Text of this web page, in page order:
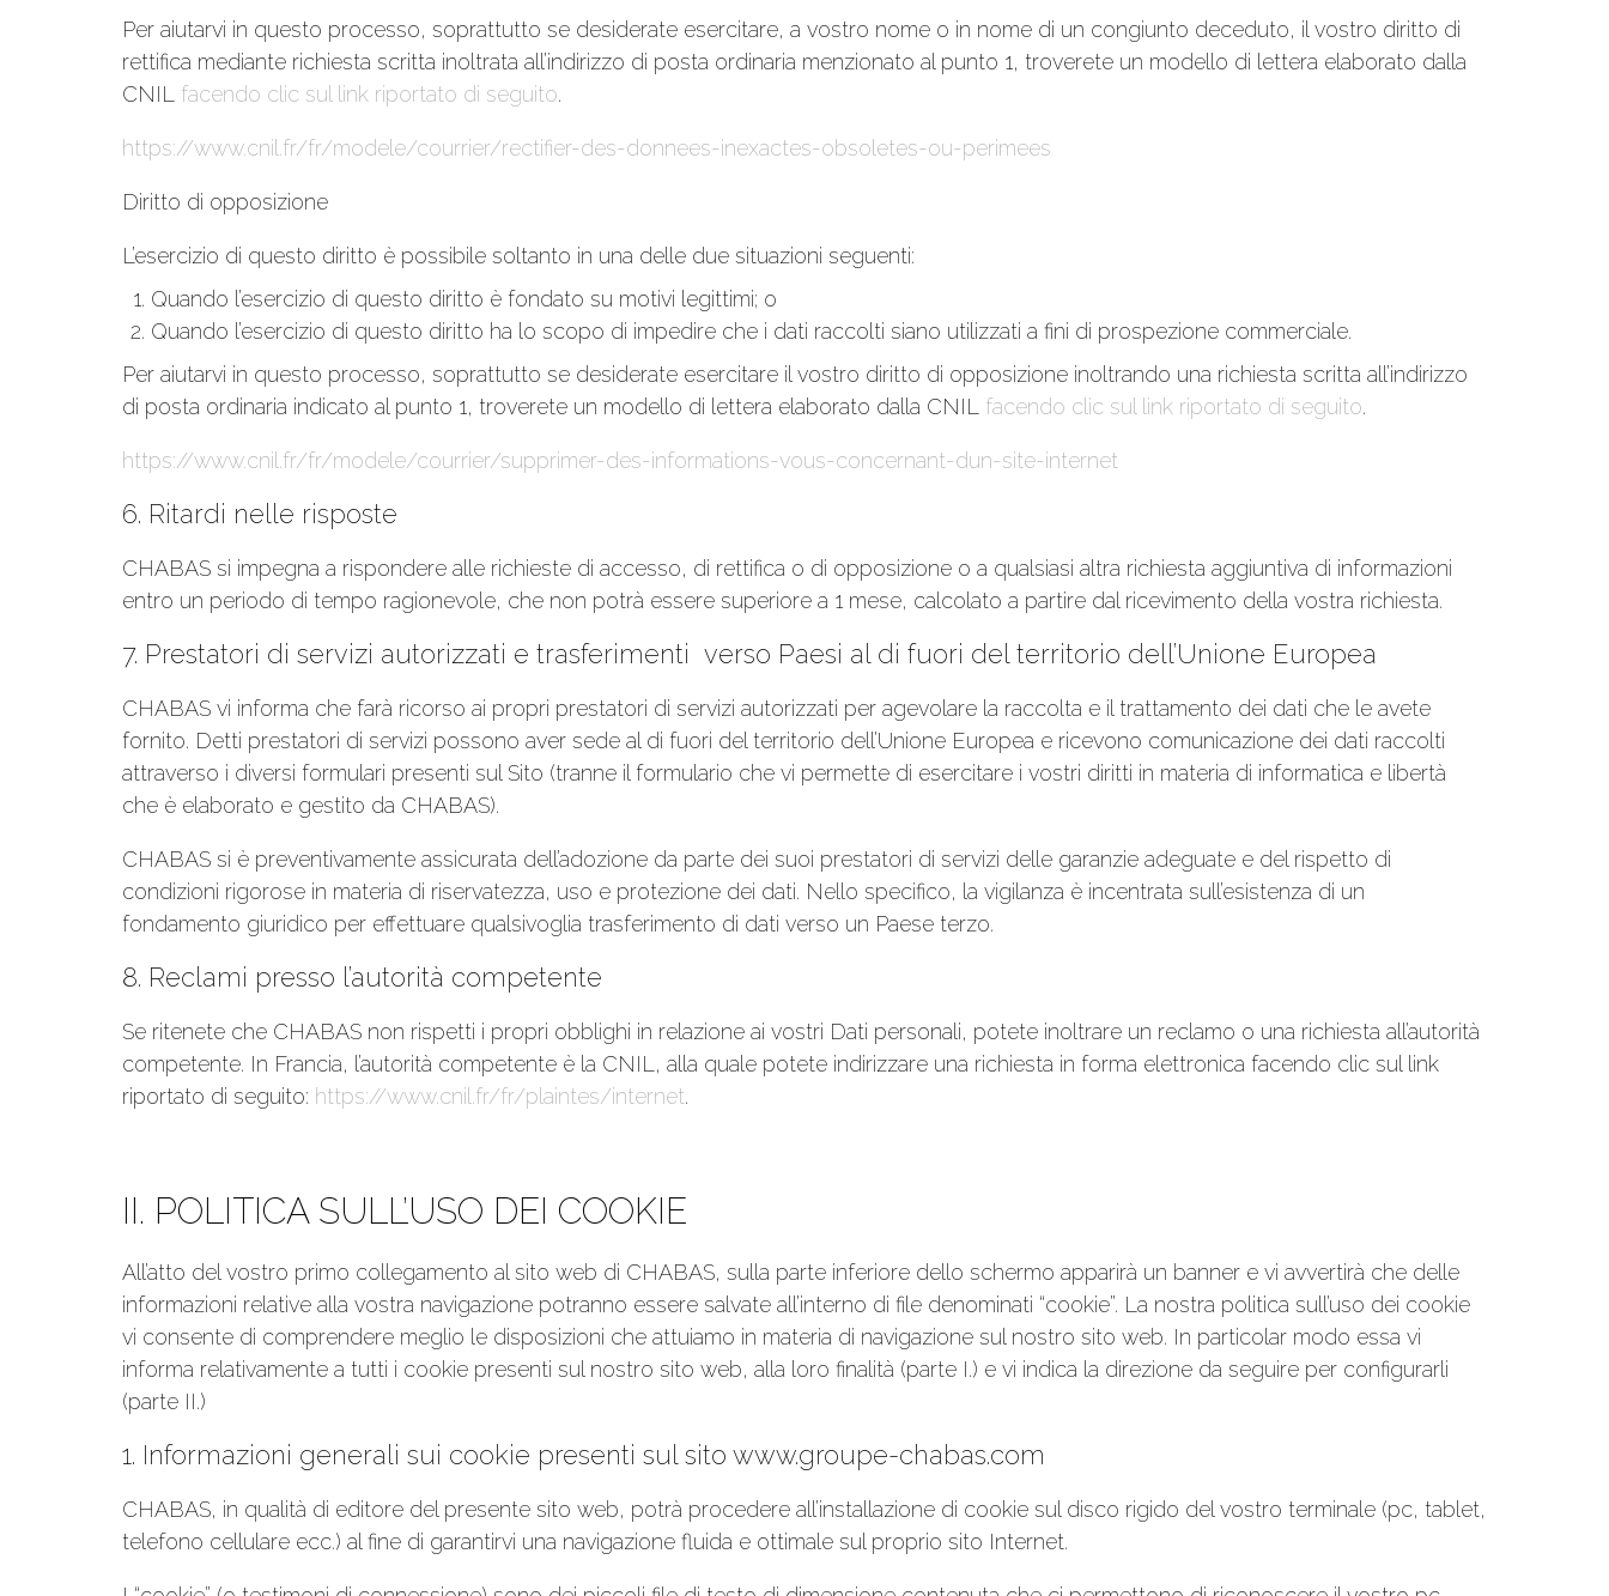
Per aiutarvi in questo processo, soprattutto se desiderate esercitare, a vostro nome o in nome di un congiunto deceduto, il vostro diritto di
rettifica mediante richiesta scritta inoltrata all’indirizzo di posta ordinaria menzionato al punto 1, troverete un modello di lettera elaborato dalla
CNIL facendo clic sul link riportato di seguito.
https://www.cnil.fr/fr/modele/courrier/rectifier-des-donnees-inexactes-obsoletes-ou-perimees
Diritto di opposizione
L’esercizio di questo diritto è possibile soltanto in una delle due situazioni seguenti:
Quando l’esercizio di questo diritto è fondato su motivi legittimi; o
Quando l’esercizio di questo diritto ha lo scopo di impedire che i dati raccolti siano utilizzati a fini di prospezione commerciale.
Per aiutarvi in questo processo, soprattutto se desiderate esercitare il vostro diritto di opposizione inoltrando una richiesta scritta all’indirizzo
di posta ordinaria indicato al punto 1, troverete un modello di lettera elaborato dalla CNIL facendo clic sul link riportato di seguito.
https://www.cnil.fr/fr/modele/courrier/supprimer-des-informations-vous-concernant-dun-site-internet
6. Ritardi nelle risposte
CHABAS si impegna a rispondere alle richieste di accesso, di rettifica o di opposizione o a qualsiasi altra richiesta aggiuntiva di informazioni
entro un periodo di tempo ragionevole, che non potrà essere superiore a 1 mese, calcolato a partire dal ricevimento della vostra richiesta.
7. Prestatori di servizi autorizzati e trasferimenti verso Paesi al di fuori del territorio dell’Unione Europea
CHABAS vi informa che farà ricorso ai propri prestatori di servizi autorizzati per agevolare la raccolta e il trattamento dei dati che le avete
fornito. Detti prestatori di servizi possono aver sede al di fuori del territorio dell’Unione Europea e ricevono comunicazione dei dati raccolti
attraverso i diversi formulari presenti sul Sito (tranne il formulario che vi permette di esercitare i vostri diritti in materia di informatica e libertà
che è elaborato e gestito da CHABAS).
CHABAS si è preventivamente assicurata dell’adozione da parte dei suoi prestatori di servizi delle garanzie adeguate e del rispetto di
condizioni rigorose in materia di riservatezza, uso e protezione dei dati. Nello specifico, la vigilanza è incentrata sull’esistenza di un
fondamento giuridico per effettuare qualsivoglia trasferimento di dati verso un Paese terzo.
8. Reclami presso l’autorità competente
Se ritenete che CHABAS non rispetti i propri obblighi in relazione ai vostri Dati personali, potete inoltrare un reclamo o una richiesta all’autorità
competente. In Francia, l’autorità competente è la CNIL, alla quale potete indirizzare una richiesta in forma elettronica facendo clic sul link
riportato di seguito: https://www.cnil.fr/fr/plaintes/internet.
II. POLITICA SULL’USO DEI COOKIE
All’atto del vostro primo collegamento al sito web di CHABAS, sulla parte inferiore dello schermo apparirà un banner e vi avvertirà che delle
informazioni relative alla vostra navigazione potranno essere salvate all’interno di file denominati “cookie”. La nostra politica sull’uso dei cookie
vi consente di comprendere meglio le disposizioni che attuiamo in materia di navigazione sul nostro sito web. In particolar modo essa vi
informa relativamente a tutti i cookie presenti sul nostro sito web, alla loro finalità (parte I.) e vi indica la direzione da seguire per configurarli
(parte II.)
1. Informazioni generali sui cookie presenti sul sito www.groupe-chabas.com
CHABAS, in qualità di editore del presente sito web, potrà procedere all’installazione di cookie sul disco rigido del vostro terminale (pc, tablet,
telefono cellulare ecc.) al fine di garantirvi una navigazione fluida e ottimale sul proprio sito Internet.